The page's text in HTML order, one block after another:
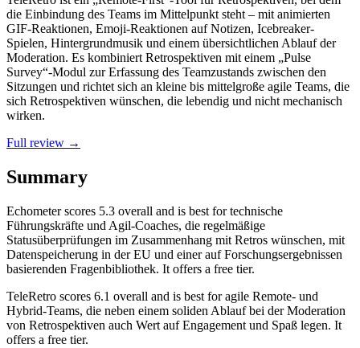
die Einbindung des Teams im Mittelpunkt steht – mit animierten
GIF-Reaktionen, Emoji-Reaktionen auf Notizen, Icebreaker-
Spielen, Hintergrundmusik und einem übersichtlichen Ablauf der
Moderation. Es kombiniert Retrospektiven mit einem „Pulse
Survey“-Modul zur Erfassung des Teamzustands zwischen den
Sitzungen und richtet sich an kleine bis mittelgroße agile Teams, die
sich Retrospektiven wünschen, die lebendig und nicht mechanisch
wirken.
Full review →
Summary
Echometerscores 5.3 overall and is best for technische
Führungskräfte und Agil-Coaches, die regelmäßige
Statusüberprüfungen im Zusammenhang mit Retros wünschen, mit
Datenspeicherung in der EU und einer auf Forschungsergebnissen
basierenden Fragenbibliothek. It offers a free tier.
TeleRetro scores 6.1 overall and is best for agile Remote- und
Hybrid-Teams, die neben einem soliden Ablauf bei der Moderation
von Retrospektiven auch Wert auf Engagement und Spaß legen. It
offers a free tier.